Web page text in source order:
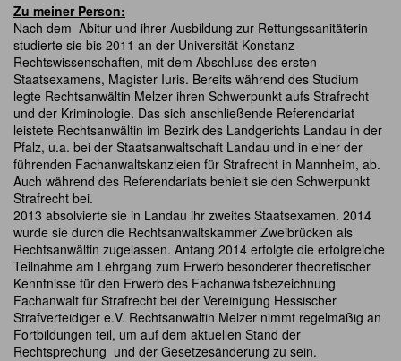
Zu meiner Person:
Nach dem Abitur und ihrer Ausbildung zur Rettungssanitäterin
studierte sie bis 2011 an der Universität Konstanz
Rechtswissenschaften, mit dem Abschluss des ersten
Staatsexamens, Magister Iuris. Bereits während des Studium
legte Rechtsanwältin Melzer ihren Schwerpunkt aufs Strafrecht
und der Kriminologie. Das sich anschließende Referendariat
leistete Rechtsanwältin im Bezirk des Landgerichts Landau in der
Pfalz, u.a. bei der Staatsanwaltschaft Landau und in einer der
führenden Fachanwaltskanzleien für Strafrecht in Mannheim, ab.
Auch während des Referendariats behielt sie den Schwerpunkt
Strafrecht bei.
2013 absolvierte sie in Landau ihr zweites Staatsexamen. 2014
wurde sie durch die Rechtsanwaltskammer Zweibrücken als
Rechtsanwältin zugelassen. Anfang 2014 erfolgte die erfolgreiche
Teilnahme am Lehrgang zum Erwerb besonderer theoretischer
Kenntnisse für den Erwerb des Fachanwaltsbezeichnung
Fachanwalt für Strafrecht bei der Vereinigung Hessischer
Strafverteidiger e.V. Rechtsanwältin Melzer nimmt regelmäßig an
Fortbildungen teil, um auf dem aktuellen Stand der
Rechtsprechung und der Gesetzesänderung zu sein.